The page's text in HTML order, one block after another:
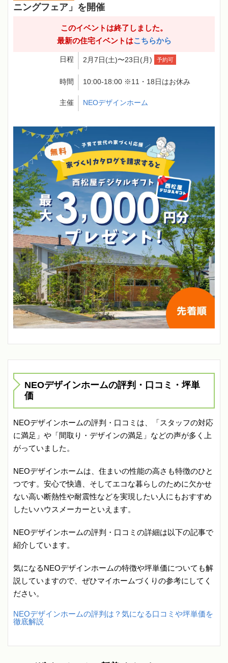
ニングフェア」を開催
このイベントは終了しました。
最新の住宅イベントはこちらから
日程 2月7日(土)〜23日(月) 予約可
時間 10:00-18:00 ※11・18日はお休み
主催 NEOデザインホーム
NEOデザインホームの評判・口コミ・坪単
価
NEOデザインホームの評判・口コミは、「スタッフの対応
に満足」や「間取り・デザインの満足」などの声が多く上
がっていました。
NEOデザインホームは、住まいの性能の高さも特徴のひと
つです。安心で快適、そしてエコな暮らしのために欠かせ
ない高い断熱性や耐震性などを実現したい人にもおすすめ
したいハウスメーカーといえます。
NEOデザインホームの評判・口コミの詳細は以下の記事で
紹介しています。
気になるNEOデザインホームの特徴や坪単価についても解
説していますので、ぜひマイホームづくりの参考にしてく
ださい。
NEOデザインホームの評判は？気になる口コミや坪単価を
徹底解説